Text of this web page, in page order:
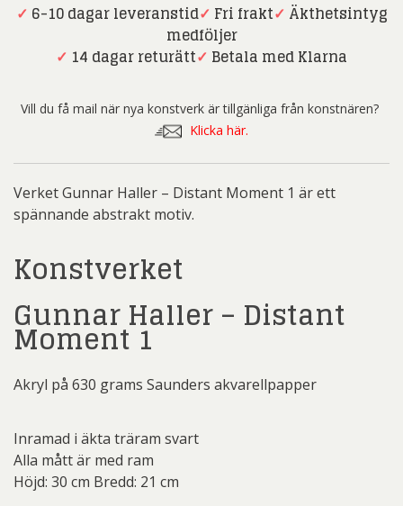
✓ 6-10 dagar leveranstid✓ Fri frakt✓ Äkthetsintyg
medföljer
✓ 14 dagar returätt✓ Betala med Klarna
Vill du få mail när nya konstverk är tillgänliga från konstnären?
Klicka här.
Verket Gunnar Haller – Distant Moment 1 är ett
spännande abstrakt motiv.
Konstverket
Gunnar Haller – Distant
Moment 1
Akryl på 630 grams Saunders akvarellpapper
Inramad i äkta träram svart
Alla mått är med ram
Höjd: 30 cm Bredd: 21 cm